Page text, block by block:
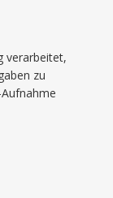
verarbeitet,
zu